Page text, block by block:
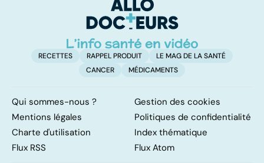
RECETTES RAPPEL PRODUIT
LE MAG DE LA SANTÉ
CANCER
MÉDICAMENTS
Qui sommes-nous ?
Gestion des cookies
Mentions légales
Politiques de confidentialité
Charte d'utilisation
Index thématique
Flux RSS
Flux Atom